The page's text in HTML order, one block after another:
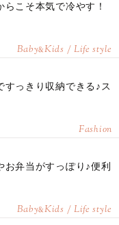
らこそ本気で冷やす！
Baby&Kids / Life style
すっきり収納できる♪ス
Fashion
お弁当がすっぽり♪便利
Baby&Kids / Life style